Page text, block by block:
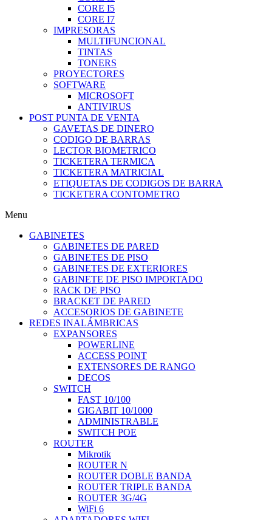
CORE I5
CORE I7
IMPRESORAS
MULTIFUNCIONAL
TINTAS
TONERS
PROYECTORES
SOFTWARE
MICROSOFT
ANTIVIRUS
POST PUNTA DE VENTA
GAVETAS DE DINERO
CODIGO DE BARRAS
LECTOR BIOMETRICO
TICKETERA TERMICA
TICKETERA MATRICIAL
ETIQUETAS DE CODIGOS DE BARRA
TICKETERA CONTOMETRO
Menu
GABINETES
GABINETES DE PARED
GABINETES DE PISO
GABINETES DE EXTERIORES
GABINETE DE PISO IMPORTADO
RACK DE PISO
BRACKET DE PARED
ACCESORIOS DE GABINETE
REDES INALÁMBRICAS
EXPANSORES
POWERLINE
ACCESS POINT
EXTENSORES DE RANGO
DECOS
SWITCH
FAST 10/100
GIGABIT 10/1000
ADMINISTRABLE
SWITCH POE
ROUTER
Mikrotik
ROUTER N
ROUTER DOBLE BANDA
ROUTER TRIPLE BANDA
ROUTER 3G/4G
WiFi 6